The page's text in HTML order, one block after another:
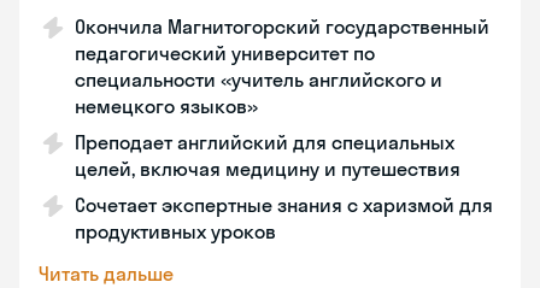
Окончила Магнитогорский государственный
педагогический университет по
специальности «учитель английского и
немецкого языков»
Преподает английский для специальных
целей, включая медицину и путешествия
Сочетает экспертные знания с харизмой для
продуктивных уроков
Читать дальше